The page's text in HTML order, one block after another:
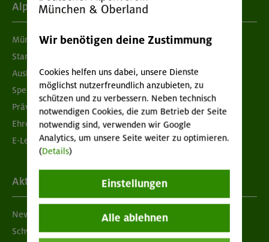
Alpenverein
München & Oberland
Standorte
Ausbildung & Jobs
Spenden
Prävention sexualisierter Gewalt
Ehrenamtsbörse
E-Learning
Aktuelles
Newsletter
Schwarzes Brett
Wir benötigen deine Zustimmung
Cookies helfen uns dabei, unsere Dienste
möglichst nutzerfreundlich anzubieten, zu
schützen und zu verbessern. Neben technisch
notwendigen Cookies, die zum Betrieb der Seite
notwendig sind, verwenden wir Google
Analytics, um unsere Seite weiter zu optimieren.
(Details)
Einstellungen
Alle ablehnen